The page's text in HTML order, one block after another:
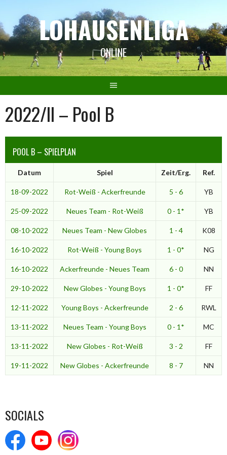
Inhalt
LOHAUSENLIGA
ONLINE
2022/II – Pool B
POOL B – SPIELPLAN
Datum Spiel Zeit/Erg. Ref.
18-09-2022 Rot-Weiß - Ackerfreunde 5 - 6 YB
25-09-2022 Neues Team - Rot-Weiß 0 - 1* YB
08-10-2022 Neues Team - New Globes 1 - 4 K08
16-10-2022 Rot-Weiß - Young Boys 1 - 0* NG
16-10-2022 Ackerfreunde - Neues Team 6 - 0 NN
29-10-2022 New Globes - Young Boys 1 - 0* FF
12-11-2022 Young Boys - Ackerfreunde 2 - 6 RWL
13-11-2022 Neues Team - Young Boys 0 - 1* MC
13-11-2022 New Globes - Rot-Weiß 3 - 2 FF
19-11-2022 New Globes - Ackerfreunde 8 - 7 NN
SOCIALS